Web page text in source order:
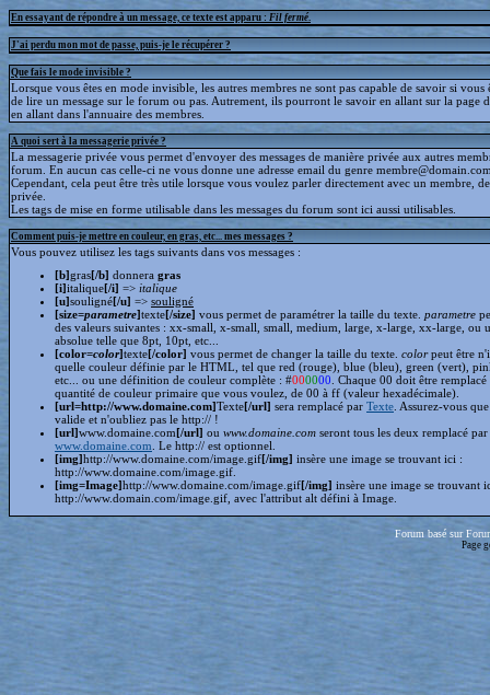
En essayant de répondre à un message, ce texte est apparu : Fil fermé
J'ai perdu mon mot de passe, puis-je le récupérer ?
Que fais le mode invisible ?
Lorsque vous êtes en mode invisible, les autres membres ne sont pas capable de savoir si vous
de lire un message sur le forum ou pas. Autrement, ils pourront le savoir en allant sur la page
en allant dans l'annuaire des membres.
A quoi sert à la messagerie privée ?
La messagerie privée vous permet d'envoyer des messages de manière privée aux autres
forum. En aucun cas celle-ci ne vous donne une adresse email du genre
Cependant, cela peut être très utile lorsque vous voulez parler directement avec un membre,
privée.
Les tags de mise en forme utilisable dans les messages du forum sont ici aussi utilisables.
Comment puis-je mettre en couleur, en gras, etc... mes messages ?
Vous pouvez utilisez les tags suivants dans vos messages :
[b]gras[/b] donnera gras
[i]italique[/i] => italique
[u]souligné[/u] => souligné
[size=parametre]texte[/size] vous permet de paramétrer la taille du texte. parametre
des valeurs suivantes : xx-small, x-small, small, medium, large, x-large, xx-large, ou
absolue telle que 8pt, 10pt, etc...
[color=color]texte[/color] vous permet de changer la taille du texte. colorpeut être
quelle couleur définie par le HTML, tel que red (rouge), blue (bleu), green (vert),
etc... ou une définition de couleur complète : #000000 . Chaque 00 doit être
quantité de couleur primaire que vous voulez, de 00 à ff (valeur hexadécimale).
[url=http://www.domaine.com]Texte[/url] sera remplacé par Texte . Assurez-vous
valide et n'oubliez pas le http:// !
[url]www.domaine.com[/url] ou www.domaine.com seront tous les deux remplacé par
www.domaine.com . Le http:// est optionnel.
[img]http://www.domaine.com/image.gif[/img] insère une image se trouvant ici :
http://www.domaine.com/image.gif.
[img=Image]http://www.domaine.com/image.gif[/img] insère une image se trouvant
http://www.domain.com/image.gif, avec l'attribut alt défini à Image.
Forum basé sur
Page